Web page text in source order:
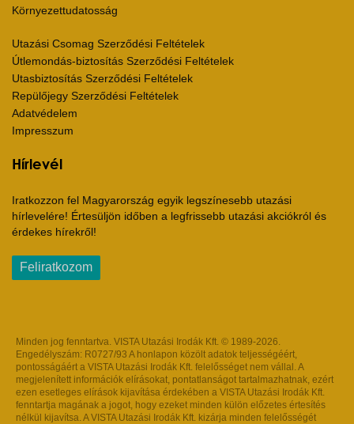
Környezettudatosság
Utazási Csomag Szerződési Feltételek
Útlemondás-biztosítás Szerződési Feltételek
Utasbiztosítás Szerződési Feltételek
Repülőjegy Szerződési Feltételek
Adatvédelem
Impresszum
Hírlevél
Iratkozzon fel Magyarország egyik legszínesebb utazási
hírlevelére! Értesüljön időben a legfrissebb utazási akciókról és
érdekes hírekről!
Feliratkozom
Minden jog fenntartva. VISTA Utazási Irodák Kft. © 1989-2026.
Engedélyszám: R0727/93 A honlapon közölt adatok teljességéért,
pontosságáért a VISTA Utazási Irodák Kft. felelősséget nem vállal. A
megjelenített információk elírásokat, pontatlanságot tartalmazhatnak, ezért
ezen esetleges elírások kijavítása érdekében a VISTA Utazási Irodák Kft.
fenntartja magának a jogot, hogy ezeket minden külön előzetes értesítés
nélkül kijavítsa. A VISTA Utazási Irodák Kft. kizárja minden felelősségét